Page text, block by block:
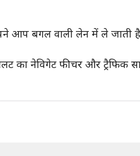
बगल वाली लेन में ले जाती है),
का नेविगेट फीचर और ट्रैफिक